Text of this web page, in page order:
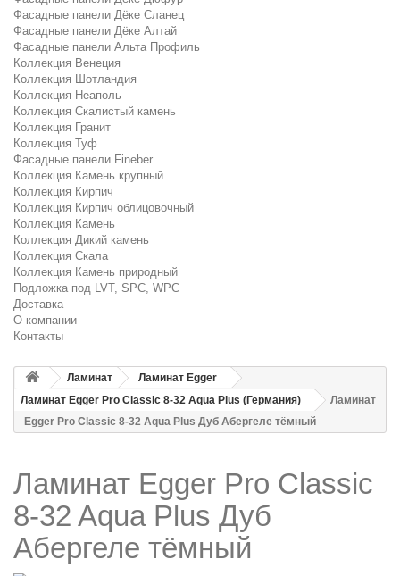
Фасадные панели Дёке Сланец
Фасадные панели Дёке Алтай
Фасадные панели Альта Профиль
Коллекция Венеция
Коллекция Шотландия
Коллекция Неаполь
Коллекция Скалистый камень
Коллекция Гранит
Коллекция Туф
Фасадные панели Fineber
Коллекция Камень крупный
Коллекция Кирпич
Коллекция Кирпич облицовочный
Коллекция Камень
Коллекция Дикий камень
Коллекция Скала
Коллекция Камень природный
Подложка под LVT, SPC, WPC
Доставка
О компании
Контакты
Ламинат
Ламинат Egger
Ламинат Egger Pro Classic 8-32 Aqua Plus (Германия)
Ламинат
Egger Pro Classic 8-32 Aqua Plus Дуб Абергеле тёмный
Ламинат Egger Pro Classic
8-32 Aqua Plus Дуб
Абергеле тёмный